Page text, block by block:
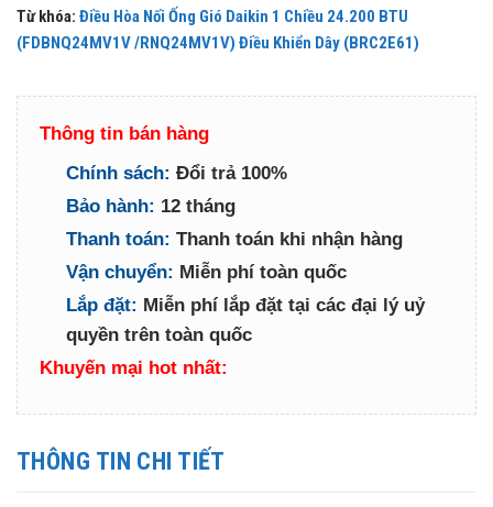
Từ khóa: Điều Hòa Nối Ống Gió Daikin 1 Chiều 24.200 BTU
(FDBNQ24MV1V /RNQ24MV1V) Điều Khiển Dây (BRC2E61)
Thông tin bán hàng
Chính sách: Đổi trả 100%
Bảo hành: 12 tháng
Thanh toán: Thanh toán khi nhận hàng
Vận chuyển: Miễn phí toàn quốc
Lắp đặt: Miễn phí lắp đặt tại các đại lý uỷ
quyền trên toàn quốc
Khuyến mại hot nhất:
THÔNG TIN CHI TIẾT